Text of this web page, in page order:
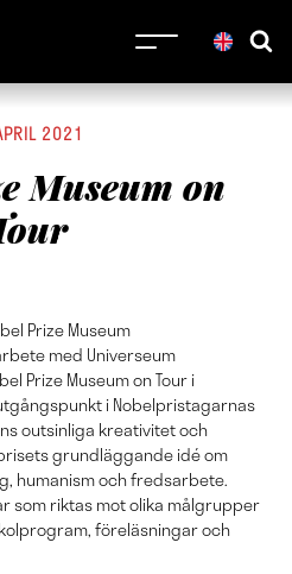
2021
Museum on
Prize Museum
med Universeum
Prize Museum on Tour i
i Nobelpristagarnas
outsinliga kreativitet och
grundläggande idé om
humanism och fredsarbete.
som riktas mot olika målgrupper
föreläsningar och